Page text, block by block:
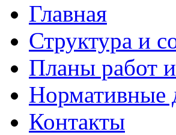
Главная
Структура и
Планы работ
Нормативные
Контакты